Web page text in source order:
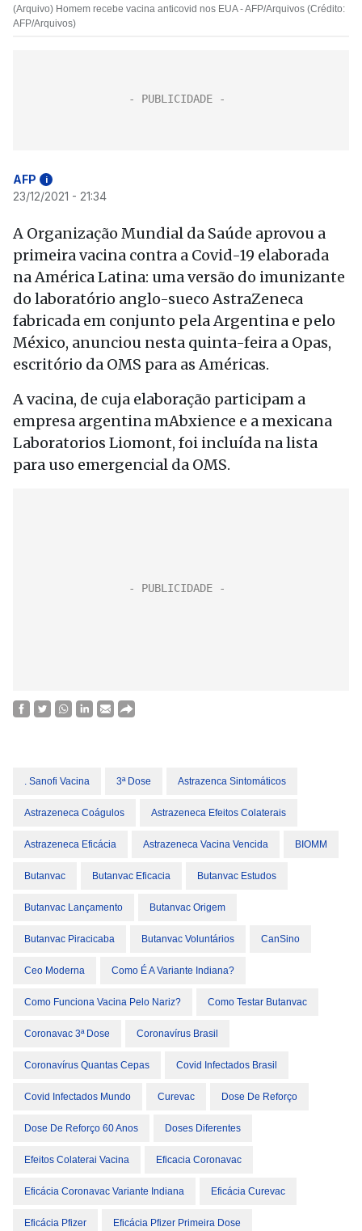
(Arquivo) Homem recebe vacina anticovid nos EUA - AFP/Arquivos (Crédito:
AFP/Arquivos)
AFP i
23/12/2021 - 21:34
A Organização Mundial da Saúde aprovou a
primeira vacina contra a Covid-19 elaborada
na América Latina: uma versão do imunizante
do laboratório anglo-sueco AstraZeneca
fabricada em conjunto pela Argentina e pelo
México, anunciou nesta quinta-feira a Opas,
escritório da OMS para as Américas.
A vacina, de cuja elaboração participam a
empresa argentina mAbxience e a mexicana
Laboratorios Liomont, foi incluída na lista
para uso emergencial da OMS.
. Sanofi Vacina 3ª Dose Astrazenca Sintomáticos
Astrazeneca Coágulos Astrazeneca Efeitos Colaterais
Astrazeneca Eficácia Astrazeneca Vacina Vencida BIOMM
Butanvac Butanvac Eficacia Butanvac Estudos
Butanvac Lançamento Butanvac Origem
Butanvac Piracicaba Butanvac Voluntários CanSino
Ceo Moderna Como É A Variante Indiana?
Como Funciona Vacina Pelo Nariz? Como Testar Butanvac
Coronavac 3ª Dose Coronavírus Brasil
Coronavírus Quantas Cepas Covid Infectados Brasil
Covid Infectados Mundo Curevac Dose De Reforço
Dose De Reforço 60 Anos Doses Diferentes
Efeitos Colaterai Vacina Eficacia Coronavac
Eficácia Coronavac Variante Indiana Eficácia Curevac
Eficácia Pfizer Eficácia Pfizer Primeira Dose